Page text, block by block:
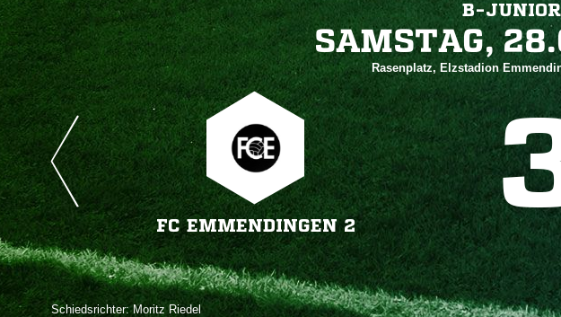
B-

Rasenplatz, Elzstadion
FC EMMENDINGEN 2
Schiedsrichter: 